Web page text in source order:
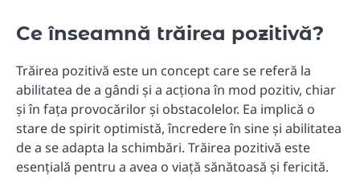
Ce înseamnă trăirea pozitivă?
Trăirea pozitivă este un concept care se referă la
abilitatea de a gândi și a acționa în mod pozitiv, chiar
și în fața provocărilor și obstacolelor. Ea implică o
stare de spirit optimistă, încredere în sine și abilitatea
de a se adapta la schimbări. Trăirea pozitivă este
esențială pentru a avea o viață sănătoasă și fericită.